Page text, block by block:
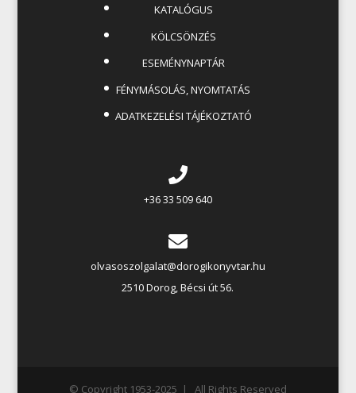
KATALÓGUS
KÖLCSÖNZÉS
ESEMÉNYNAPTÁR
FÉNYMÁSOLÁS, NYOMTATÁS
ADATKEZELÉSI TÁJÉKOZTATÓ
+36 33 509 640
olvasoszolgalat@dorogikonyvtar.hu
2510 Dorog, Bécsi út 56.
© Copyright 1953-2025 | All Rights Reserved